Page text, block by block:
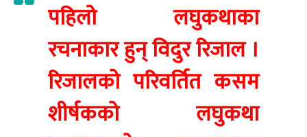
पहिलो लघुकथाका
रचनाकार हुन् विदुर रिजाल ।
रिजालको परिवर्तित कसम
शीर्षकको लघुकथा